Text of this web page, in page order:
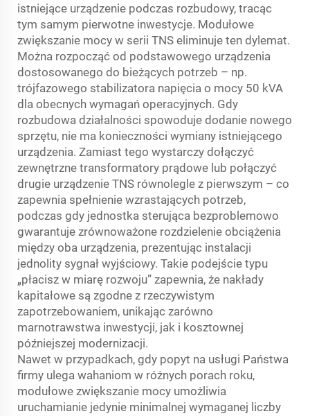
istniejące urządzenie podczas rozbudowy, tracąc
tym samym pierwotne inwestycje. Modułowe
zwiększanie mocy w serii TNS eliminuje ten dylemat.
Można rozpocząć od podstawowego urządzenia
dostosowanego do bieżących potrzeb – np.
trójfazowego stabilizatora napięcia o mocy 50 kVA
dla obecnych wymagań operacyjnych. Gdy
rozbudowa działalności spowoduje dodanie nowego
sprzętu, nie ma konieczności wymiany istniejącego
urządzenia. Zamiast tego wystarczy dołączyć
zewnętrzne transformatory prądowe lub połączyć
drugie urządzenie TNS równolegle z pierwszym – co
zapewnia spełnienie wzrastających potrzeb,
podczas gdy jednostka sterująca bezproblemowo
gwarantuje zrównoważone rozdzielenie obciążenia
między oba urządzenia, prezentując instalacji
jednolity sygnał wyjściowy. Takie podejście typu
„płacisz w miarę rozwoju” zapewnia, że nakłady
kapitałowe są zgodne z rzeczywistym
zapotrzebowaniem, unikając zarówno
marnotrawstwa inwestycji, jak i kosztownej
późniejszej modernizacji.
Nawet w przypadkach, gdy popyt na usługi Państwa
firmy ulega wahaniom w różnych porach roku,
modułowe zwiększanie mocy umożliwia
uruchamianie jedynie minimalnej wymaganej liczby